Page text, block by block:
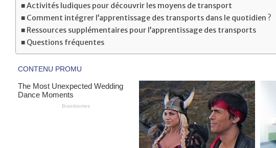
Activités ludiques pour découvrir les moyens de transport
Comment intégrer l’apprentissage des transports dans le quotidien ?
Ressources supplémentaires pour l’apprentissage des transports
Questions fréquentes